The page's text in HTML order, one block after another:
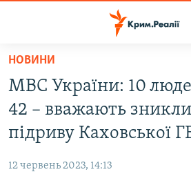
Перейти
основного
матеріалу
Перейти
до
основної
навігації
ВОДА.КРИМ
ВІДЕО ТА ФОТО
БЛОГИ
НОВИНИ
МВС України: 10
42 – вважають
підриву Каховської
12 червень 2023, 14:13